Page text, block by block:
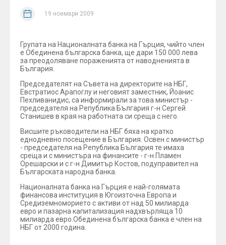
19 ноември 2009
Групата на Националната банка на Гърция, чийто член
е Обединена българска банка, ще дари 150 000 лева
за преодоляване пораженията от наводненията в
България.
Председателят на Съвета на директорите на НБГ,
Евстратиос Арапоглу и неговият заместник, Йоанис
Пехливанидис, са информирали за това министър -
председателя на Република България г-н Сергей
Станишев в края на работната си среща с него.
Висшите ръководители на НБГ бяха на кратко
еднодневно посещение в България. Освен с министър
- председателя на Република България те имаха
среща и с министъра на финансите - г-н Пламен
Орешарски и с г-н Димитър Костов, подуправител на
Българската народна банка.
Националната банка на Гърция е най-голямата
финансова институция в Югоизточна Европа и
Средиземноморието с активи от над 50 милиарда
евро и пазарна капитализация надхвърляща 10
милиарда евро.Обединена българска банка е член на
НБГ от 2000 година.